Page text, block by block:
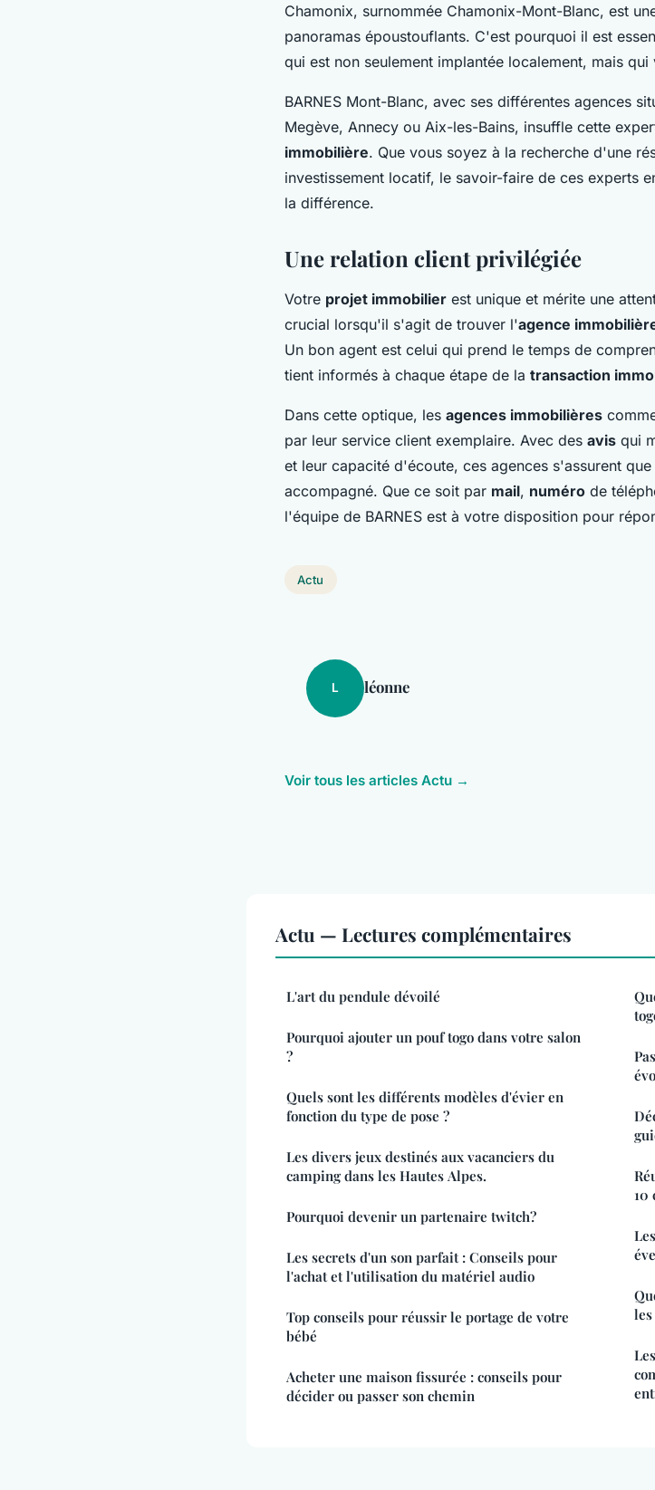
Chamonix, surnommée Chamonix-Mont-Blanc, est
panoramas époustouflants. C'est pourquoi il est
qui est non seulement implantée localement, mais
BARNES Mont-Blanc, avec ses différentes agences
Megève, Annecy ou Aix-les-Bains, insuffle cette
immobilière. Que vous soyez à la recherche d'une
investissement locatif, le savoir-faire de ces experts
la différence.
Une relation client privilégiée
Votre projet immobilier est unique et mérite une
crucial lorsqu'il s'agit de trouver l'agence
Un bon agent est celui qui prend le temps de
tient informés à chaque étape de la transaction
Dans cette optique, les agences immobilières
par leur service client exemplaire. Avec des avis qui
et leur capacité d'écoute, ces agences s'assurent
accompagné. Que ce soit par mail, numéro de
l'équipe de BARNES est à votre disposition pour
Actu
L léonne
Voir tous les articles Actu →
Actu — Lectures complémentaires
L'art du pendule dévoilé
Pourquoi ajouter un pouf togo dans votre salon
?
Quels sont les différents modèles d'évier en
fonction du type de pose ?
Les divers jeux destinés aux vacanciers du
camping dans les Hautes Alpes.
Pourquoi devenir un partenaire twitch?
Les secrets d'un son parfait : Conseils pour
l'achat et l'utilisation du matériel audio
Top conseils pour réussir le portage de votre
bébé
Acheter une maison fissurée : conseils pour
décider ou passer son chemin
10